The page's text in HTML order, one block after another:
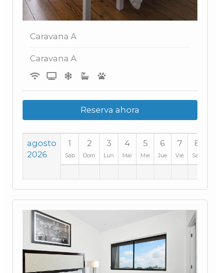
Caravana A
Caravana A
Reserva ahora
agosto
2026
1
Sab
2
Dom
3
Lun
4
Mar
5
Mie
6
Jue
7
Vie
8
Sab